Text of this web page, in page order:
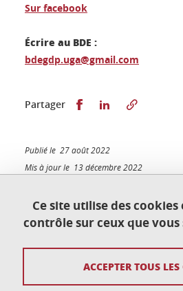
Sur facebook
Écrire au BDE :
bdegdp.uga@gmail.com
Partager Partager surPartager sur
Publié le 27 août 2022
Mis à jour le 13 décembre 2022
Contact
Ce site utilise des
contrôle sur ceux que
ACCEPTER TOUS